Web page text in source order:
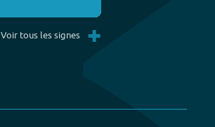
Voir tous les signes +